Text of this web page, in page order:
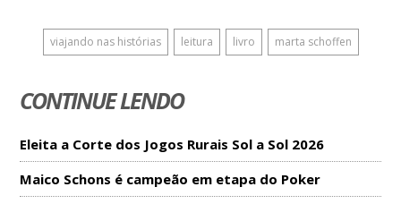
viajando nas histórias leitura livro marta schoffen
CONTINUE LENDO
Eleita a Corte dos Jogos Rurais Sol a Sol 2026
Maico Schons é campeão em etapa do Poker